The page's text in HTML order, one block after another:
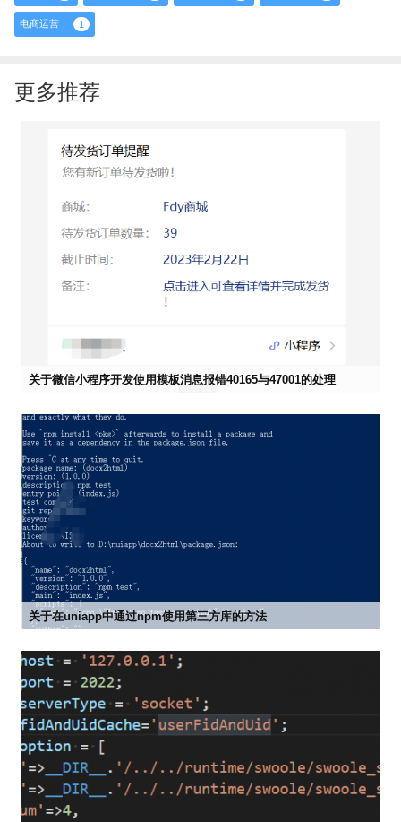
电商运营 1
更多推荐
关于微信小程序开发使用模板消息报错40165与47001的处理
关于在uniapp中通过npm使用第三方库的方法